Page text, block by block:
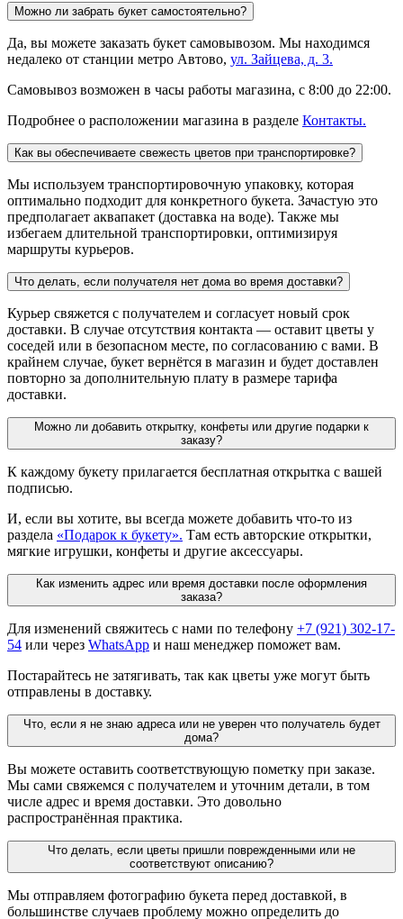
Можно ли забрать букет самостоятельно?
Да, вы можете заказать букет самовывозом. Мы находимся
недалеко от станции метро Автово, ул. Зайцева, д. 3.
Самовывоз возможен в часы работы магазина, с 8:00 до 22:00.
Подробнее о расположении магазина в разделе Контакты.
Как вы обеспечиваете свежесть цветов при транспортировке?
Мы используем транспортировочную упаковку, которая
оптимально подходит для конкретного букета. Зачастую это
предполагает аквапакет (доставка на воде). Также мы
избегаем длительной транспортировки, оптимизируя
маршруты курьеров.
Что делать, если получателя нет дома во время доставки?
Курьер свяжется с получателем и согласует новый срок
доставки. В случае отсутствия контакта — оставит цветы у
соседей или в безопасном месте, по согласованию с вами. В
крайнем случае, букет вернётся в магазин и будет доставлен
повторно за дополнительную плату в размере тарифа
доставки.
Можно ли добавить открытку, конфеты или другие подарки к
заказу?
К каждому букету прилагается бесплатная открытка с вашей
подписью.
И, если вы хотите, вы всегда можете добавить что-то из
раздела «Подарок к букету». Там есть авторские открытки,
мягкие игрушки, конфеты и другие аксессуары.
Как изменить адрес или время доставки после оформления
заказа?
Для изменений свяжитесь с нами по телефону +7 (921) 302-17-
54 или через WhatsApp и наш менеджер поможет вам.
Постарайтесь не затягивать, так как цветы уже могут быть
отправлены в доставку.
Что, если я не знаю адреса или не уверен что получатель будет
дома?
Вы можете оставить соответствующую пометку при заказе.
Мы сами свяжемся с получателем и уточним детали, в том
числе адрес и время доставки. Это довольно
распространённая практика.
Что делать, если цветы пришли поврежденными или не
соответствуют описанию?
Мы отправляем фотографию букета перед доставкой, в
большинстве случаев проблему можно определить до